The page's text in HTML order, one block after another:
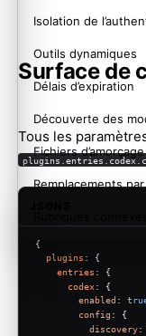
Surface de
Tous les
{
plugins : {
entries : {
codex: {
enabled :
config : {
discovery:
Outils dynamiques
Délais d’expiration
Découverte des
Fichiers
Remplacements